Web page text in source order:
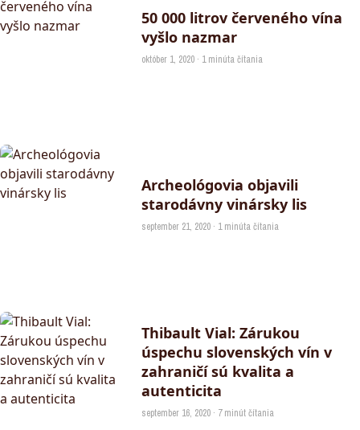
50 000 litrov červeného vína
vyšlo nazmar
október 1, 2020 · 1 minúta čítania
Archeológovia objavili
starodávny vinársky lis
september 21, 2020 · 1 minúta čítania
Thibault Vial: Zárukou
úspechu slovenských vín v
zahraničí sú kvalita a
autenticita
september 16, 2020 · 7 minút čítania